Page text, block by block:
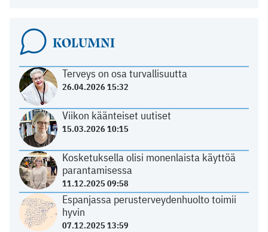
KOLUMNI
Terveys on osa turvallisuutta
26.04.2026 15:32
Viikon käänteiset uutiset
15.03.2026 10:15
Kosketuksella olisi monenlaista käyttöä
parantamisessa
11.12.2025 09:58
Espanjassa perusterveydenhuolto toimii
hyvin
07.12.2025 13:59